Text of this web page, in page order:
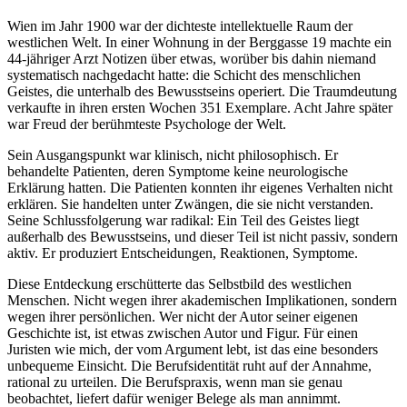
Wien im Jahr 1900 war der dichteste intellektuelle Raum der
westlichen Welt. In einer Wohnung in der Berggasse 19 machte ein
44-jähriger Arzt Notizen über etwas, worüber bis dahin niemand
systematisch nachgedacht hatte: die Schicht des menschlichen
Geistes, die unterhalb des Bewusstseins operiert. Die Traumdeutung
verkaufte in ihren ersten Wochen 351 Exemplare. Acht Jahre später
war Freud der berühmteste Psychologe der Welt.
Sein Ausgangspunkt war klinisch, nicht philosophisch. Er
behandelte Patienten, deren Symptome keine neurologische
Erklärung hatten. Die Patienten konnten ihr eigenes Verhalten nicht
erklären. Sie handelten unter Zwängen, die sie nicht verstanden.
Seine Schlussfolgerung war radikal: Ein Teil des Geistes liegt
außerhalb des Bewusstseins, und dieser Teil ist nicht passiv, sondern
aktiv. Er produziert Entscheidungen, Reaktionen, Symptome.
Diese Entdeckung erschütterte das Selbstbild des westlichen
Menschen. Nicht wegen ihrer akademischen Implikationen, sondern
wegen ihrer persönlichen. Wer nicht der Autor seiner eigenen
Geschichte ist, ist etwas zwischen Autor und Figur. Für einen
Juristen wie mich, der vom Argument lebt, ist das eine besonders
unbequeme Einsicht. Die Berufsidentität ruht auf der Annahme,
rational zu urteilen. Die Berufspraxis, wenn man sie genau
beobachtet, liefert dafür weniger Belege als man annimmt.